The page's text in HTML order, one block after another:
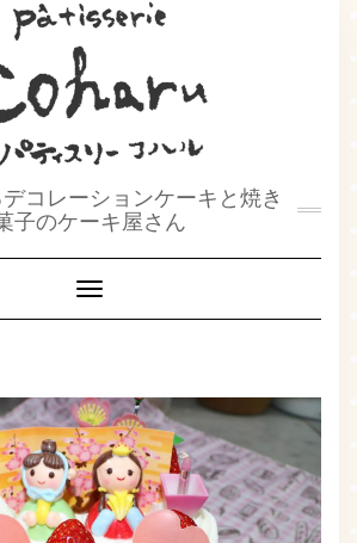
コレーションケーキと焼き
子のケーキ屋さん
Toggle
Navigation